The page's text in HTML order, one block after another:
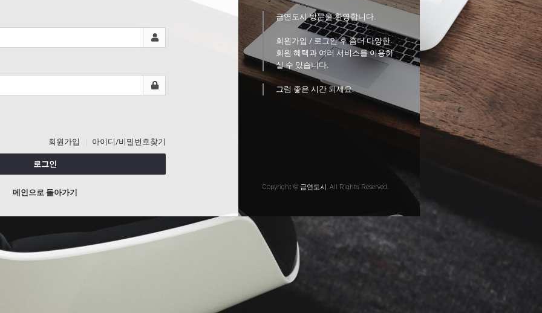
회원가입 아이디/비밀번호찾기
로그인
메인으로 돌아가기
금연도시 방문을 환영합니다.
회원가입 / 로그인 후 좀더 다양한
회원 혜택과 여러 서비스를 이용하
실 수 있습니다.
그럼 좋은 시간 되세요.
Copyright © 금연도시. All Rights Reserved.